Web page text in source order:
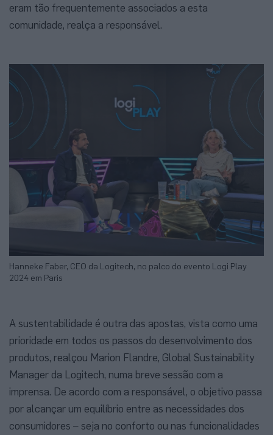
eram tão frequentemente associados a esta
comunidade, realça a responsável.
Hanneke Faber, CEO da Logitech, no palco do evento Logi Play
2024 em Paris
A sustentabilidade é outra das apostas, vista como uma
prioridade em todos os passos do desenvolvimento dos
produtos, realçou Marion Flandre, Global Sustainability
Manager da Logitech, numa breve sessão com a
imprensa. De acordo com a responsável, o objetivo passa
por alcançar um equilíbrio entre as necessidades dos
consumidores – seja no conforto ou nas funcionalidades